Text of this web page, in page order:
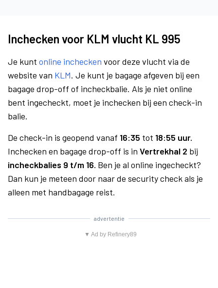
Inchecken voor KLM vlucht KL 995
Je kunt online inchecken voor deze vlucht via de
website van KLM. Je kunt je bagage afgeven bij een
bagage drop-off of incheckbalie. Als je niet online
bent ingecheckt, moet je inchecken bij een check-in
balie.
De check-in is geopend vanaf 16:35 tot 18:55 uur.
Inchecken en bagage drop-off is in Vertrekhal 2 bij
incheckbalies 9 t/m 16. Ben je al online ingecheckt?
Dan kun je meteen door naar de security check als je
alleen met handbagage reist.
advertentie
▼ Ad by Refinery89